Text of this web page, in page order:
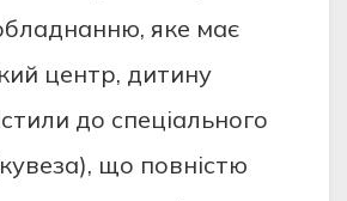
яке має
центр, дитину
до спеціального
що повністю